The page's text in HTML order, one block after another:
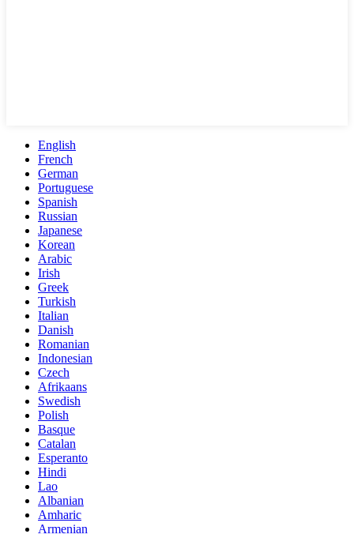
English
French
German
Portuguese
Spanish
Russian
Japanese
Korean
Arabic
Irish
Greek
Turkish
Italian
Danish
Romanian
Indonesian
Czech
Afrikaans
Swedish
Polish
Basque
Catalan
Esperanto
Hindi
Lao
Albanian
Amharic
Armenian